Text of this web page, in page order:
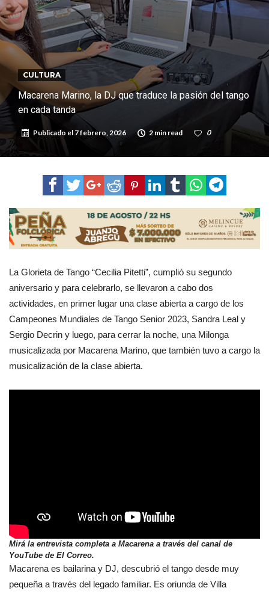
Vilela
Firmat: “Codo a codo” lanza una campaña de recolección de
golosinas para agasajar a los niños en su día
Vuelve el básquet: este viernes arranca el Clausura con agenda
confirmada y planteles renovados
CULTURA
Macarena Marino, la DJ que traduce la pasión del tango
en cada tanda
Publicado el 7 febrero, 2026 2 min read 0
La Glorieta de Tango “Cecilia Pitetti”, cumplió su segundo
aniversario y para celebrarlo, se llevaron a cabo dos
actividades, en primer lugar una clase abierta a cargo de los
Campeones Mundiales de Tango Senior 2023, Sandra Leal y
Sergio Decrin y luego, para cerrar la noche, una Milonga
musicalizada por Macarena Marino, que también tuvo a cargo la
musicalización de la clase abierta.
Mirá la entrevista completa a Macarena a través del canal de
YouTube de El Correo.
Macarena es bailarina y DJ, descubrió el tango desde muy
pequeña a través del legado familiar. Es oriunda de Villa